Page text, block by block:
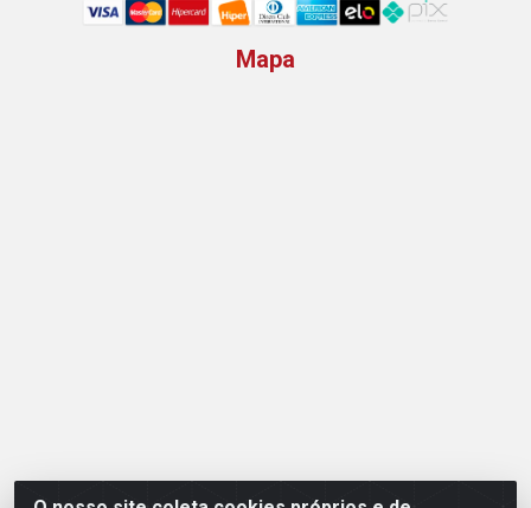
Mapa